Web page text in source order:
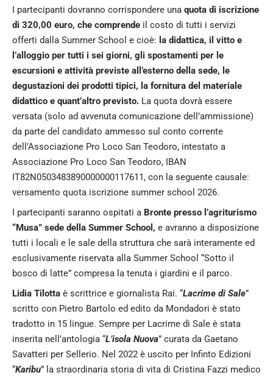
I partecipanti dovranno corrispondere una quota di iscrizione
di 320,00 euro, che comprende il costo di tutti i servizi
offerti dalla Summer School e cioè: la didattica, il vitto e
l’alloggio per tutti i sei giorni, gli spostamenti per le
escursioni e attività previste all’esterno della sede, le
degustazioni dei prodotti tipici, la fornitura del materiale
didattico e quant’altro previsto. La quota dovrà essere
versata (solo ad avvenuta comunicazione dell’ammissione)
da parte del candidato ammesso sul conto corrente
dell’Associazione Pro Loco San Teodoro, intestato a
Associazione Pro Loco San Teodoro, IBAN
IT82N0503483890000000117611, con la seguente causale:
versamento quota iscrizione summer school 2026.
I partecipanti saranno ospitati a Bronte presso l’agriturismo
“Musa” sede della Summer School, e avranno a disposizione
tutti i locali e le sale della struttura che sarà interamente ed
esclusivamente riservata alla Summer School “Sotto il
bosco di latte” compresa la tenuta i giardini e il parco.
Lidia Tilotta è scrittrice e giornalista Rai. “Lacrime di Sale”
scritto con Pietro Bartolo ed edito da Mondadori è stato
tradotto in 15 lingue. Sempre per Lacrime di Sale è stata
inserita nell’antologia “L’isola Nuova” curata da Gaetano
Savatteri per Sellerio. Nel 2022 è uscito per Infinto Edizioni
“Karibu” la straordinaria storia di vita di Cristina Fazzi medico